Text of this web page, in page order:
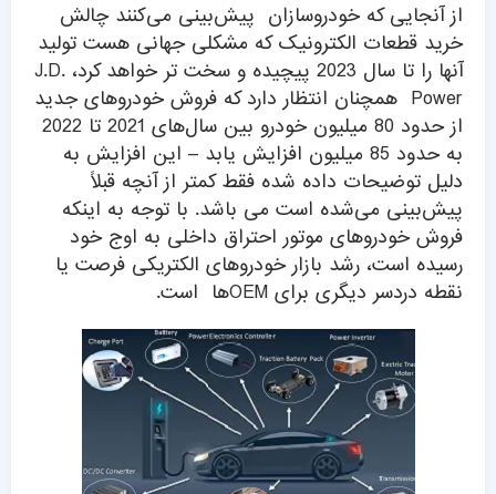
از آنجایی که خودروسازان پیش‌بینی می‌کنند چالش
خرید قطعات الکترونیک که مشکلی جهانی هست تولید
آنها را تا سال 2023 پیچیده و سخت تر خواهد کرد، J.D.
Power همچنان انتظار دارد که فروش خودروهای جدید
از حدود 80 میلیون خودرو بین سال‌های 2021 تا 2022
به حدود 85 میلیون افزایش یابد – این افزایش به
دلیل توضیحات داده شده فقط کمتر از آنچه قبلاً
پیش‌بینی می‌شده است می باشد. با توجه به اینکه
فروش خودروهای موتور احتراق داخلی به اوج خود
رسیده است، رشد بازار خودروهای الکتریکی فرصت یا
نقطه دردسر دیگری برای OEMها است.